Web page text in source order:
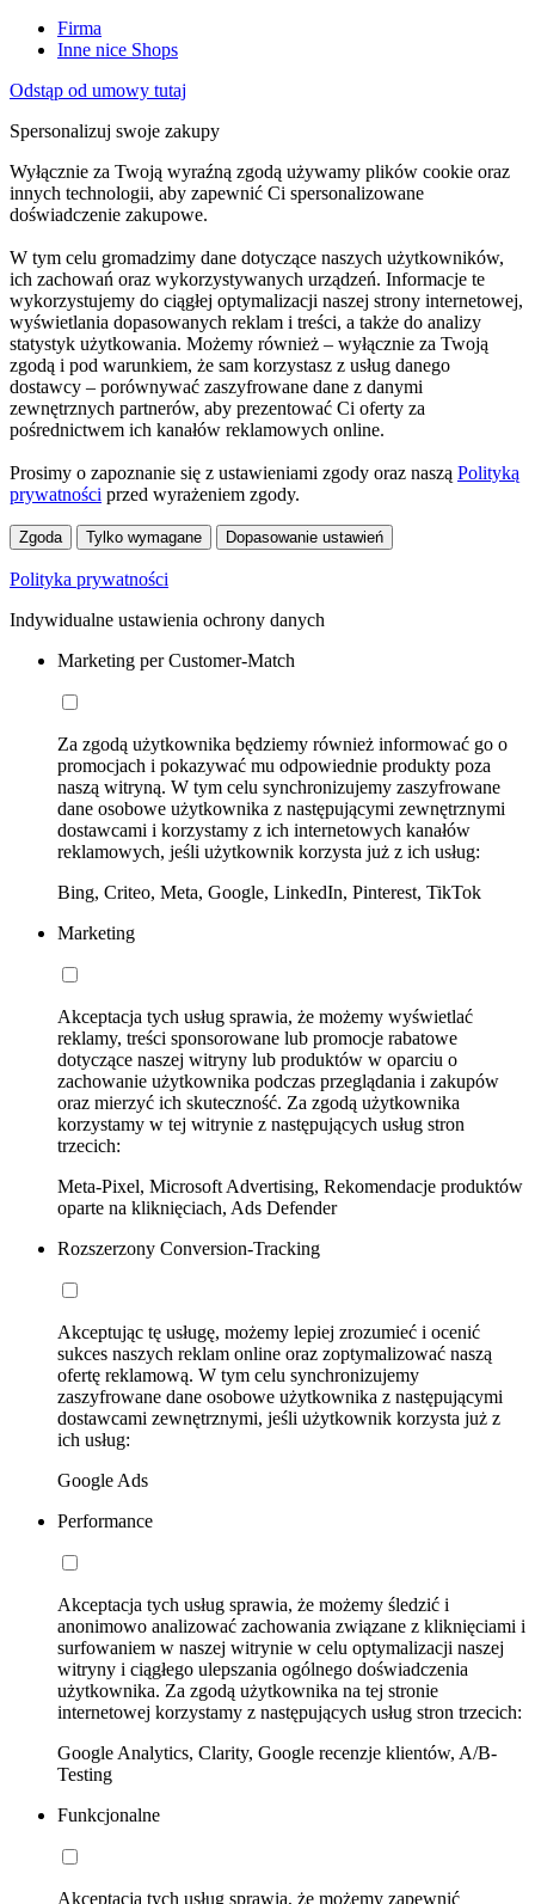
Firma
Inne nice Shops
Odstąp od umowy tutaj
Spersonalizuj swoje zakupy
Wyłącznie za Twoją wyraźną zgodą używamy plików cookie oraz
innych technologii, aby zapewnić Ci spersonalizowane
doświadczenie zakupowe.
W tym celu gromadzimy dane dotyczące naszych użytkowników,
ich zachowań oraz wykorzystywanych urządzeń. Informacje te
wykorzystujemy do ciągłej optymalizacji naszej strony internetowej,
wyświetlania dopasowanych reklam i treści, a także do analizy
statystyk użytkowania. Możemy również – wyłącznie za Twoją
zgodą i pod warunkiem, że sam korzystasz z usług danego
dostawcy – porównywać zaszyfrowane dane z danymi
zewnętrznych partnerów, aby prezentować Ci oferty za
pośrednictwem ich kanałów reklamowych online.
Prosimy o zapoznanie się z ustawieniami zgody oraz naszą Polityką
prywatności przed wyrażeniem zgody.
Zgoda Tylko wymagane Dopasowanie ustawień
Polityka prywatności
Indywidualne ustawienia ochrony danych
Marketing per Customer-Match
Za zgodą użytkownika będziemy również informować go o
promocjach i pokazywać mu odpowiednie produkty poza
naszą witryną. W tym celu synchronizujemy zaszyfrowane
dane osobowe użytkownika z następującymi zewnętrznymi
dostawcami i korzystamy z ich internetowych kanałów
reklamowych, jeśli użytkownik korzysta już z ich usług:
Bing, Criteo, Meta, Google, LinkedIn, Pinterest, TikTok
Marketing
Akceptacja tych usług sprawia, że możemy wyświetlać
reklamy, treści sponsorowane lub promocje rabatowe
dotyczące naszej witryny lub produktów w oparciu o
zachowanie użytkownika podczas przeglądania i zakupów
oraz mierzyć ich skuteczność. Za zgodą użytkownika
korzystamy w tej witrynie z następujących usług stron
trzecich:
Meta-Pixel, Microsoft Advertising, Rekomendacje produktów
oparte na kliknięciach, Ads Defender
Rozszerzony Conversion-Tracking
Akceptując tę usługę, możemy lepiej zrozumieć i ocenić
sukces naszych reklam online oraz zoptymalizować naszą
ofertę reklamową. W tym celu synchronizujemy
zaszyfrowane dane osobowe użytkownika z następującymi
dostawcami zewnętrznymi, jeśli użytkownik korzysta już z
ich usług:
Google Ads
Performance
Akceptacja tych usług sprawia, że możemy śledzić i
anonimowo analizować zachowania związane z kliknięciami i
surfowaniem w naszej witrynie w celu optymalizacji naszej
witryny i ciągłego ulepszania ogólnego doświadczenia
użytkownika. Za zgodą użytkownika na tej stronie
internetowej korzystamy z następujących usług stron trzecich:
Google Analytics, Clarity, Google recenzje klientów, A/B-
Testing
Funkcjonalne
Akceptacja tych usług sprawia, że możemy zapewnić